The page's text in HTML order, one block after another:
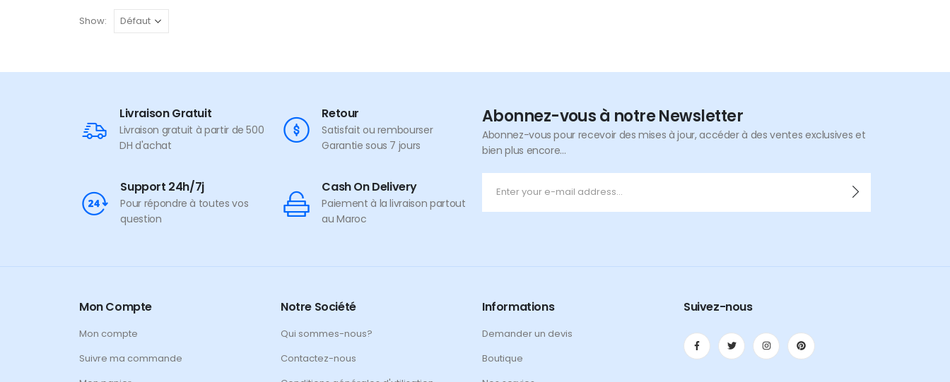
Show:
Livraison Gratuit
Livraison gratuit à partir de 500
DH d'achat
Retour
Satisfait ou rembourser
Garantie sous 7 jours
Support 24h/7j
Pour répondre à toutes vos
question
Cash On Delivery
Paiement à la livraison partout
au Maroc
Abonnez-vous à notre Newsletter
Abonnez-vous pour recevoir des mises à jour, accéder à des ventes exclusives et
bien plus encore...
Mon Compte
Mon compte
Suivre ma commande
Notre Société
Qui sommes-nous?
Contactez-nous
Informations
Demander un devis
Boutique
Suivez-nous